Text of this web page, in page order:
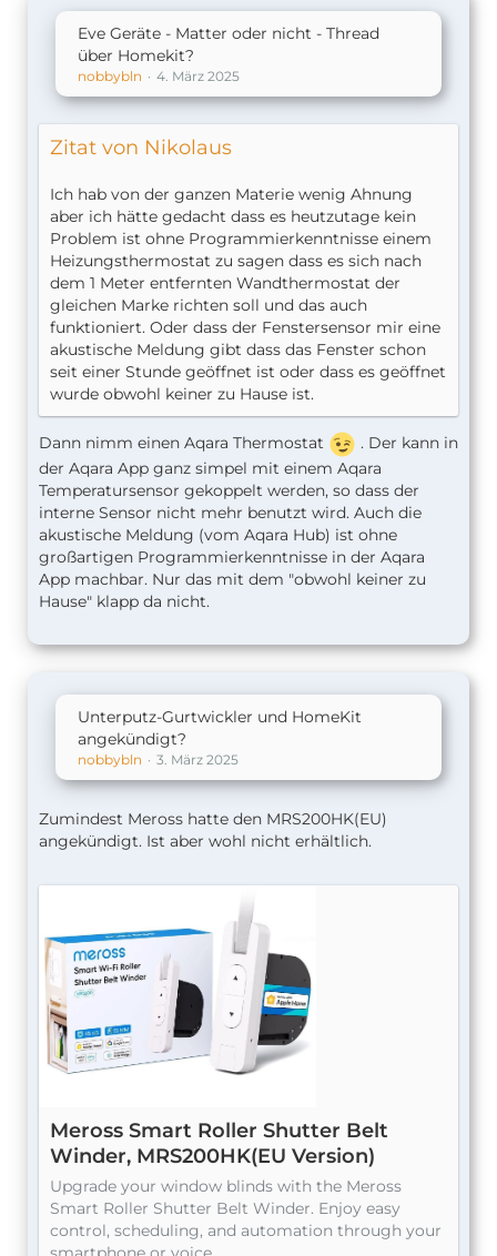
Eve Geräte - Matter oder nicht - Thread
über Homekit?
nobbybln 4. März 2025
Zitat von Nikolaus
Ich hab von der ganzen Materie wenig Ahnung
aber ich hätte gedacht dass es heutzutage kein
Problem ist ohne Programmierkenntnisse einem
Heizungsthermostat zu sagen dass es sich nach
dem 1 Meter entfernten Wandthermostat der
gleichen Marke richten soll und das auch
funktioniert. Oder dass der Fenstersensor mir eine
akustische Meldung gibt dass das Fenster schon
seit einer Stunde geöffnet ist oder dass es geöffnet
wurde obwohl keiner zu Hause ist.
Dann nimm einen Aqara Thermostat
. Der kann in
der Aqara App ganz simpel mit einem Aqara
Temperatursensor gekoppelt werden, so dass der
interne Sensor nicht mehr benutzt wird. Auch die
akustische Meldung (vom Aqara Hub) ist ohne
großartigen Programmierkenntnisse in der Aqara
App machbar. Nur das mit dem "obwohl keiner zu
Hause" klapp da nicht.
Unterputz-Gurtwickler und HomeKit
angekündigt?
nobbybln 3. März 2025
Zumindest Meross hatte den MRS200HK(EU)
angekündigt. Ist aber wohl nicht erhältlich.
Meross Smart Roller Shutter Belt
Winder, MRS200HK(EU Version)
Upgrade your window blinds with the Meross
Smart Roller Shutter Belt Winder. Enjoy easy
control, scheduling, and automation through your